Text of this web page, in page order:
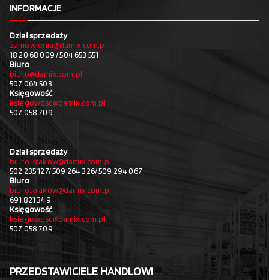
INFORMACJE
Dział sprzedaży
zamowienia@damix.com.pl
18 20 68 009 / 504 653 551
Biuro
biuro@damix.com.pl
507 064 503
Księgowość
ksiegowosc@damix.com.pl
507 058 709
Dział sprzedaży
biuro.krakow@damix.com.pl
502 235 127/ 509 264 326/ 509 294 067
Biuro
biuro.krakow@damix.com.pl
691 821 349
Księgowość
ksiegowosc@damix.com.pl
507 058 709
PRZEDSTAWICIELE HANDLOWI